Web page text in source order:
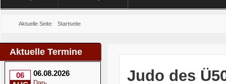
Aktuelle Seite: Startseite
Aktuelle Termine
06
06.08.2026 Judo des